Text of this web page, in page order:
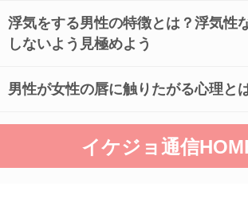
浮気をする男性の特徴とは？浮気性
しないよう見極めよう
男性が女性の唇に触りたがる心理と
イケジョ通信